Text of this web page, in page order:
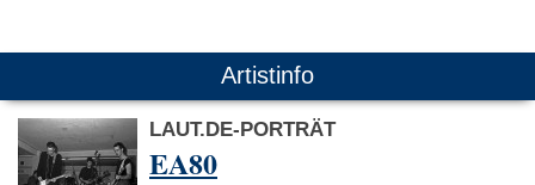
Artistinfo
LAUT.DE-PORTRÄT
EA80